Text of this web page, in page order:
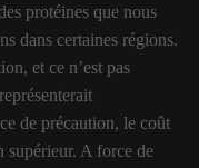
protéines que nous
dans certaines régions.
et ce n’est pas
de précaution, le coût
supérieur. A force de